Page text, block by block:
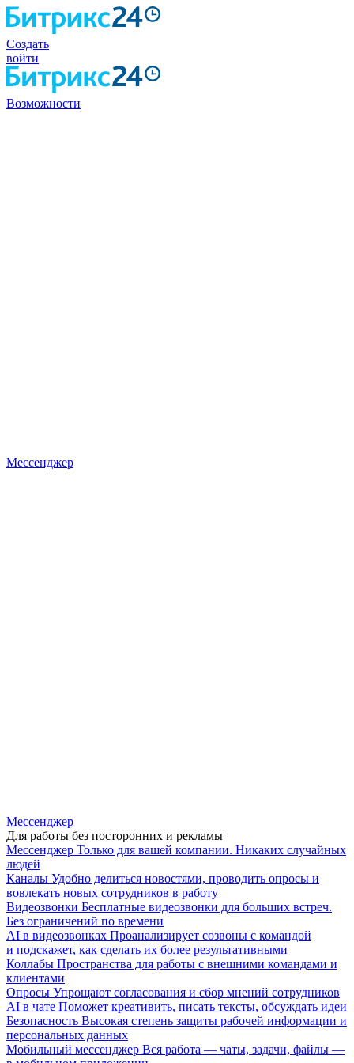
Создать
войти
Возможности
Мессенджер
Мессенджер
Для работы без посторонних и рекламы
Мессенджер Только для вашей компании. Никаких случайных
людей
Каналы Удобно делиться новостями, проводить опросы и
вовлекать новых сотрудников в работу
Видеозвонки Бесплатные видеозвонки для больших встреч.
Без ограничений по времени
AI в видеозвонках Проанализирует созвоны с командой
и подскажет, как сделать их более результативными
Коллабы Пространства для работы с внешними командами и
клиентами
Опросы Упрощают согласования и сбор мнений сотрудников
AI в чате Поможет креативить, писать тексты, обсуждать идеи
Безопасность Высокая степень защиты рабочей информации и
персональных данных
Мобильный мессенджер Вся работа — чаты, задачи, файлы —